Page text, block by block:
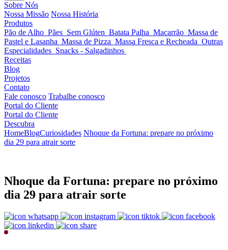
Sobre Nós
Nossa Missão Nossa História
Produtos
Pão de Alho Pães Sem Glúten Batata Palha Macarrão Massa de
Pastel e Lasanha Massa de Pizza Massa Fresca e Recheada Outras
Especialidades Snacks - Salgadinhos
Receitas
Blog
Projetos
Contato
Fale conosco Trabalhe conosco
Portal do Cliente
Portal do Cliente
Descubra
HomeBlogCuriosidades Nhoque da Fortuna: prepare no próximo
dia 29 para atrair sorte
Nhoque da Fortuna: prepare no próximo
dia 29 para atrair sorte